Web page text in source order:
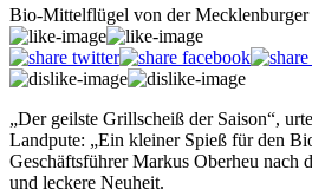
Bio-Mittelflügel von der Mecklenburger
„Der geilste Grillscheiß der Saison“,
Landpute: „Ein kleiner Spieß für den
Geschäftsführer Markus Oberheu nach
und leckere Neuheit.